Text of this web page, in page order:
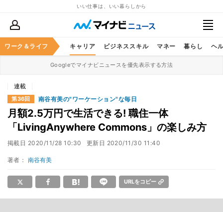
いい仕事は、いい暮らしから
ワーク＆ライフ キャリア ビジネススキル マネー 暮らし ヘ
Googleでマイナビニュースを優先表示する方法
連載
第36回 南谷有美の"ワーケーション"な毎日
月額2.5万円で生活できる! 職住一体
「LivingAnywhere Commons」の楽しみ方
掲載日 2020/11/28 10:30 更新日 2020/11/30 11:40
著者： 南谷有美
URLをコピー